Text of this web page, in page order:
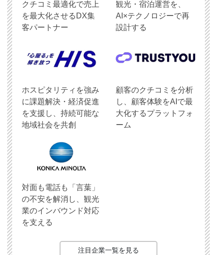
クチコミ最適化で売上
を最大化させるDX集
客パートナー
観光・宿泊運営を、
AI×テクノロジーで再
設計する
ホスピタリティを強み
に課題解決・経済促進
を支援し、持続可能な
地域社会を共創
顧客のクチコミを分析
し、顧客体験をAIで最
大化するプラットフォ
ーム
対面も電話も「言葉」
の不安を解消し、観光
業のインバウンド対応
を支える
注目企業一覧を見る